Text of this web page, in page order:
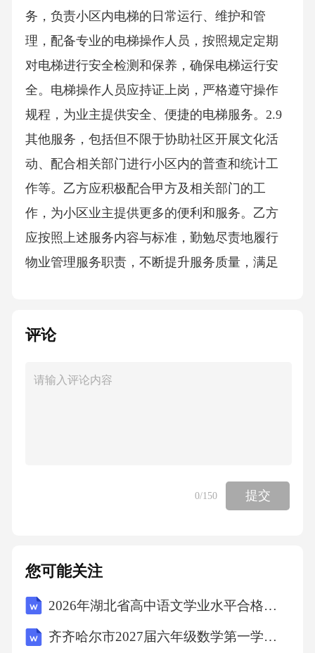
务，负责小区内电梯的日常运行、维护和管
理，配备专业的电梯操作人员，按照规定定期
对电梯进行安全检测和保养，确保电梯运行安
全。电梯操作人员应持证上岗，严格遵守操作
规程，为业主提供安全、便捷的电梯服务。2.9
其他服务，包括但不限于协助社区开展文化活
动、配合相关部门进行小区内的普查和统计工
作等。乙方应积极配合甲方及相关部门的工
作，为小区业主提供更多的便利和服务。乙方
应按照上述服务内容与标准，勤勉尽责地履行
物业管理服务职责，不断提升服务质量，满足
主投诉或其他不良影响，乙方应及时采取措施
限本合同服务期限自[起始日期]起至[结束日期]
在合同期满前[X]个月书面通知对方。第四条费
用及支付方式4.1物业管理服务费标准4.1.1住
收取。4.1.3其他配套设施（如停车场、健身设
施等）的使用费用按照相关规定另行收取。4.2
费用调整物业管理服务费标准可根据小区实际
评论
0/150 提交
您可能关注
2026年湖北省高中语文学业水平合格性模拟卷（一）（文字版含答案）
齐齐哈尔市2027届六年级数学第一学期期末学业质量监测试题含解析